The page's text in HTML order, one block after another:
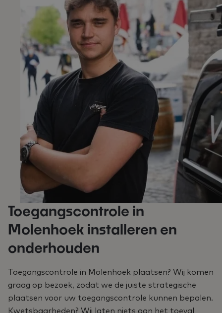
Toegangscontrole in
Molenhoek installeren en
onderhouden
Toegangscontrole in Molenhoek plaatsen? Wij komen
graag op bezoek, zodat we de juiste strategische
plaatsen voor uw toegangscontrole kunnen bepalen.
Kwetsbaarheden? Wij laten niets aan het toeval